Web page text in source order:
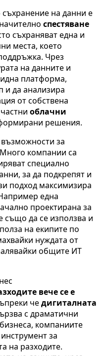
на данни е
спестяване
съхраняват една и
места, което
Чрез
на данните и
платформа,
и да анализира
от собствена
облачни
решения.
за
компании са
специално
за да подкрепят и
подход максимизира
една
проектирана за
също да се използва и
на екипите по
нуждата от
общите ИТ
вече се е
чедигиталната
с драматични
компаниите
за
на разходите.